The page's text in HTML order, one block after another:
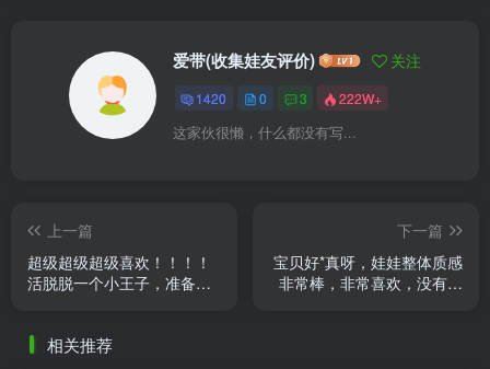
爱带(收集娃友评价) 关注
1420 0 3 222W+
这家伙很懒，什么都没有写...
上一篇
超级超级超级喜欢！！！！
活脱脱一个小王子，准备我
下一篇
宝贝好*真呀，娃娃整体质感
非常棒，非常喜欢，没有踩
相关推荐